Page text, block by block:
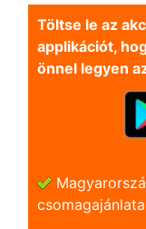
Töltse le az
applikációt,
önnel legyen